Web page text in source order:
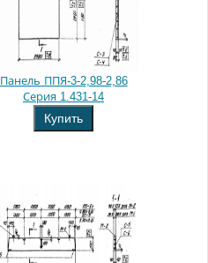
Панель ППЯ-3-2,98-2,86
Серия 1.431-14
Купить